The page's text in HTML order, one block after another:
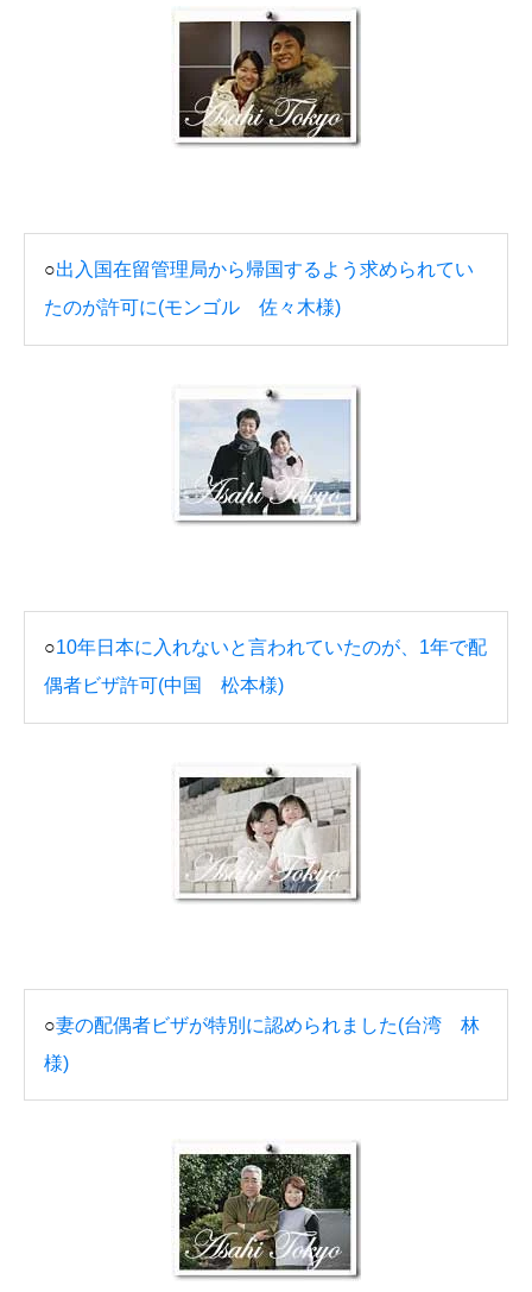
○出入国在留管理局から帰国するよう求められてい
たのが許可に(モンゴル 佐々木様)
○10年日本に入れないと言われていたのが、1年で配
偶者ビザ許可(中国 松本様)
○妻の配偶者ビザが特別に認められました(台湾 林
様)